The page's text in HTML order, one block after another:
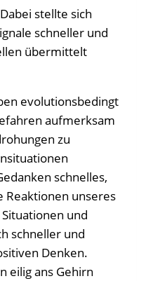
stellte sich
schneller und
übermittelt
evolutionsbedingt
aufmerksam
zu
schnelles,
Reaktionen unseres
und
schneller und
Denken.
eilig ans Gehirn